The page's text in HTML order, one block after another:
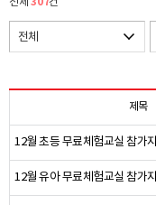
제목
12월 초등 무료체험교실 참가
12월 유아 무료체험교실 참가